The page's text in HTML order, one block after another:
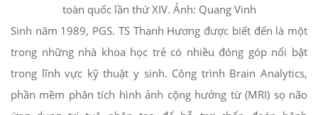
toàn quốc lần thứ XIV. Ảnh: Quang Vinh
Sinh năm 1989, PGS. TS Thanh Hương được biết đến là một
trong những nhà khoa học trẻ có nhiều đóng góp nổi bật
trong lĩnh vực kỹ thuật y sinh. Công trình Brain Analytics,
phần mềm phân tích hình ảnh cộng hưởng từ (MRI) sọ não